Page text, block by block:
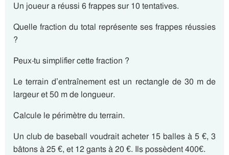
Un joueur a réussi 6 frappes sur 10 tentatives.
Quelle fraction du total représente ses frappes réussies
?
Peux-tu simplifier cette fraction ?
Le terrain d’entraînement est un rectangle de 30 m de
largeur et 50 m de longueur.
Calcule le périmètre du terrain.
Un club de baseball voudrait acheter 15 balles à 5 €, 3
bâtons à 25 €, et 12 gants à 20 €. Ils possèdent 400€.